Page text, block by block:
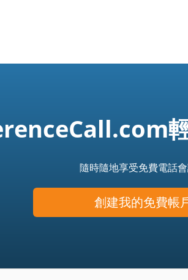
輕
隨時隨地享受免費電話會
創建我的免費帳